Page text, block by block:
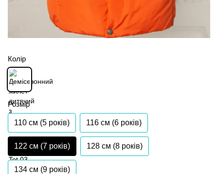
Колір
Розмір
110 см (5 років) 116 см (6 років)
122 см (7 років) 128 см (8 років)
134 см (9 років)